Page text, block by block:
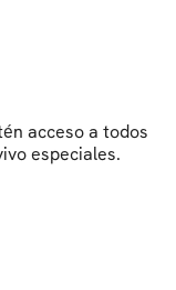
acceso a todos
especiales.